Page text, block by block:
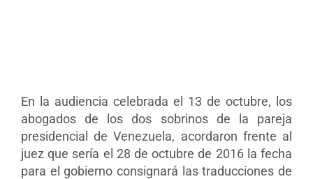
En la audiencia celebrada el 13 de octubre, los
abogados de los dos sobrinos de la pareja
presidencial de Venezuela, acordaron frente al
juez que sería el 28 de octubre de 2016 la fecha
para el gobierno consignará las traducciones de